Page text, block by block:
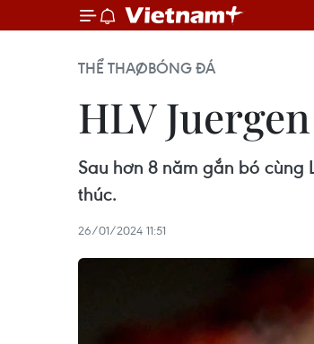
THỂ THAOBÓNG ĐÁ
HLV
Sau hơn 8 năm gắn bó
thúc.
26/01/2024 11:51